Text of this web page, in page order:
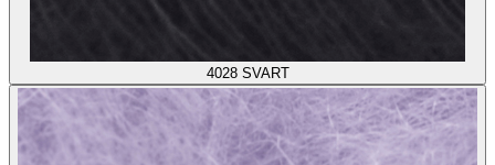
4028 SVART